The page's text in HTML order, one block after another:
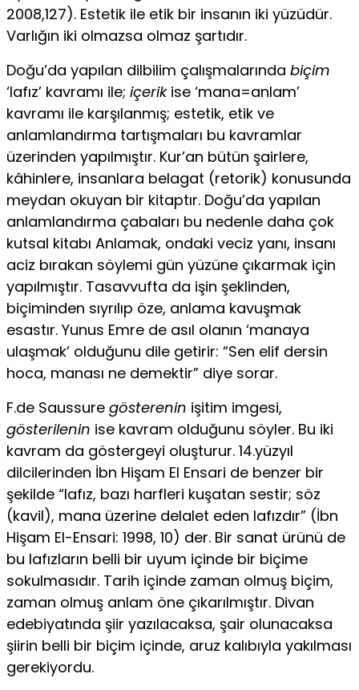
2008,127). Estetik ile etik bir insanın iki yüzüdür.
Varlığın iki olmazsa olmaz şartıdır.
Doğu’da yapılan dilbilim çalışmalarında biçim
‘lafız’ kavra­mı ile; içerikise ‘mana=anlam’
kavramı ile karşılanmış; estetik, etik ve
anlamlandırma tartışmaları bu kavramlar
üzerinden yapılmıştır. Kur’an bütün şairlere,
kâhinlere, insanlara bela­gat (retorik) konusunda
meydan okuyan bir kitaptır. Doğu’da yapılan
anlamlandırma çabaları bu nedenle daha çok
kutsal kitabı Anlamak, ondaki veciz yanı, insanı
aciz bırakan söyle­mi gün yüzüne çıkarmak için
yapılmıştır. Tasavvufta da işin şeklinden,
biçiminden sıyrılıp öze, anlama kavuşmak
esastır. Yunus Emre de asıl olanın ‘manaya
ulaşmak’ olduğunu dile getirir: “Sen elif dersin
hoca, manası ne demektir” diye sorar.
F.de Saussure gösterenin işitim imgesi,
gösterilenin ise kav­ram olduğunu söyler. Bu iki
kavram da göstergeyi oluşturur. 14.yüzyıl
dilcilerinden İbn Hişam El Ensari de benzer bir
şekil­de “lafız, bazı harfleri kuşatan sestir; söz
(kavil), mana üzerine delalet eden lafızdır” (İbn
Hişam El-Ensari: 1998, 10) der. Bir sanat ürünü de
bu lafızların belli bir uyum içinde bir biçime
sokulmasıdır. Tarih içinde zaman olmuş biçim,
zaman olmuş anlam öne çıkarılmıştır. Divan
edebiyatında şiir yazılacaksa, şair olunacaksa
şiirin belli bir biçim içinde, aruz kalıbıyla ya­kılması
gerekiyordu.